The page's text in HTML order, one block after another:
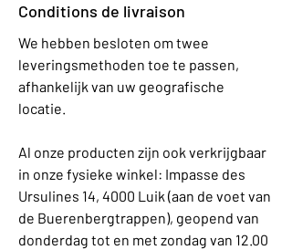
Conditions de livraison
We hebben besloten om twee
leveringsmethoden toe te passen,
afhankelijk van uw geografische
locatie.
Al onze producten zijn ook verkrijgbaar
in onze fysieke winkel: Impasse des
Ursulines 14, 4000 Luik (aan de voet van
de Buerenbergtrappen), geopend van
donderdag tot en met zondag van 12.00